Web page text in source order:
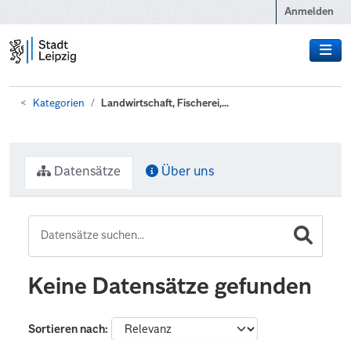
Anmelden
Kategorien Landwirtschaft, Fischerei,...
Datensätze Über uns
Keine Datensätze gefunden
Sortieren nach